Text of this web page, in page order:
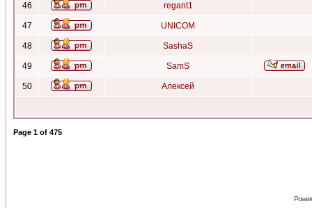
46 regant1
47 UNICOM
48 SashaS
49 SamS
50 Алексей
Page 1 of 475